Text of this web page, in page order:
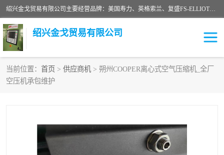
绍兴金戈贸易有限公司主要经营品牌：美国寿力、英格索兰、复盛FS-ELLIOTT，库伯COOPER、阿特拉斯等品牌空压机及配件销售；承接全厂空气压缩机管理、维护保养；节能改造；气体干燥机销售、维护、维修、保养。销售各种品牌空压机空气滤芯、油滤芯、油气分离器；精密过滤器滤芯；除油雾滤芯；抽真空滤芯，消音器，疏水器。劳务承接：全厂空压机维修保养工程，安装工程；移机或汰换工程；节能改造工程等。
绍兴金戈贸易有限公司
当前位置： 首页 > 供应商机 > 朔州COOPER离心式空气压缩机_全厂
空压机承包维护
二手空压机
中车鼓风机 闽台富源特种陶瓷